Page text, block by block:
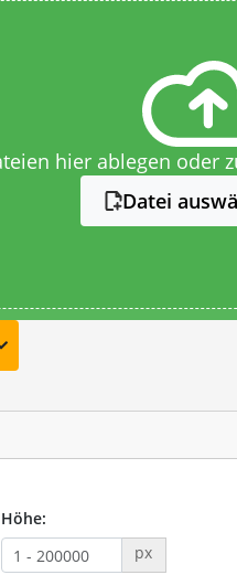
hier ablegen oder
Datei
Höhe:
px